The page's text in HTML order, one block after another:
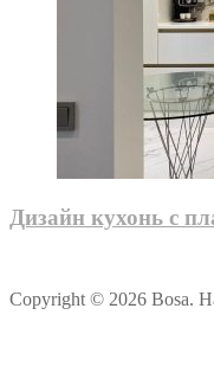
Дизайн кухонь с
Copyright © 2026 Bosa.